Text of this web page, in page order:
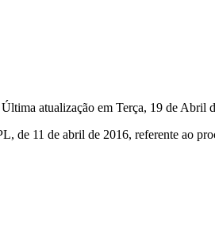
Última atualização em Terça, 19 de Abril
de 11 de abril de 2016, referente ao